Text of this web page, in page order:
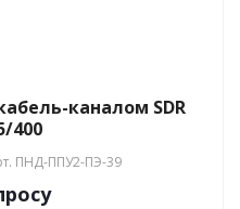
каналом SDR
400
ПНД-ППУ2-ПЭ-39
росу